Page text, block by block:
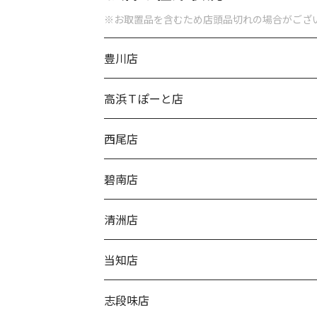
※お取置品を含むため店頭品切れの場合がござ
豊川店
高浜Ｔぽーと店
西尾店
碧南店
清洲店
当知店
志段味店